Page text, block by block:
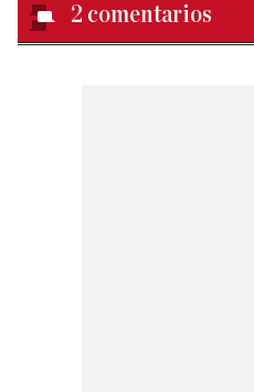
2 comentarios